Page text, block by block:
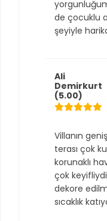
de çocuklu
şeyiyle
Ali
Demirkurt
(5.00)
Villanın
terası çok
korunaklı
çok
dekore
sıcaklık